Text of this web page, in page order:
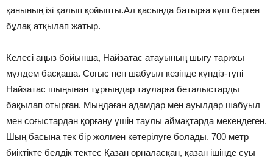
қанының ізі қалып қойыпты.Ал қасында батырға күш берген
бұлақ атқылап жатыр.
Келесі аңыз бойынша, Найзатас атауының шығу тарихы
мүлдем басқаша. Соғыс пен шабуыл кезінде күндіз-түні
Найзатас шыңынан тұрғындар тауларға беталыстарды
бақылап отырған. Мыңдаған адамдар мен ауылдар шабуыл
мен соғыстардан қорғану үшін таулы аймақтарда мекендеген.
Шың басына тек бір жолмен көтерілуге болады. 700 метр
биіктікте белдік тектес Қазан орналасқан, қазан ішінде суы